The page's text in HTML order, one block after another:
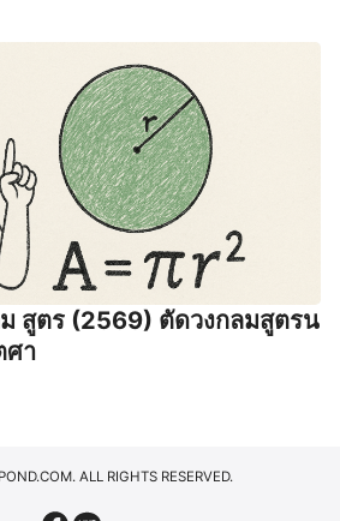
สูตร (2569) ตัดวงกลมสูตรน
ศา
ALL RIGHTS RESERVED.